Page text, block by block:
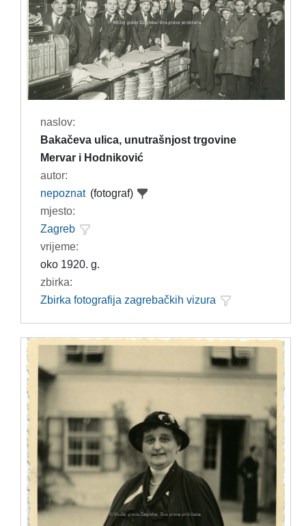
naslov:
Bakačeva ulica, unutrašnjost trgovine
Mervar i Hodniković
autor:
nepoznat (fotograf)
mjesto:
Zagreb
vrijeme:
oko 1920. g.
zbirka:
Zbirka fotografija zagrebačkih vizura